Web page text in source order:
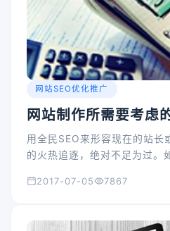
网站SEO优化推广
网站制作所需要考虑
一：SEO
用全民SEO来形容现在的站长
的火热追逐，绝对不足为过。
发现，全民SEO已然成为事实。
2017-07-05 7867